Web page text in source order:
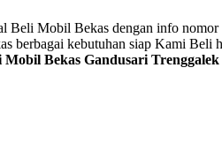
Beli Mobil Bekas dengan info nomor
berbagai kebutuhan siap Kami Beli
Bekas Gandusari Trenggalek